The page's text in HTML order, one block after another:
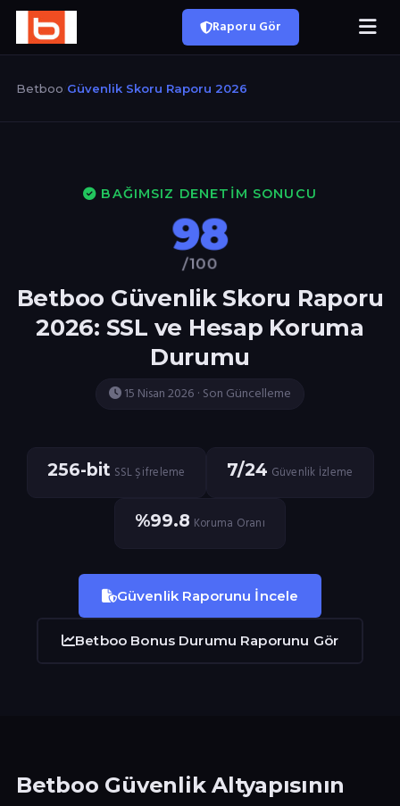
Raporu Gör
Betboo Güvenlik Skoru Raporu 2026
BAĞIMSIZ DENETIM SONUCU
98
/100
Betboo Güvenlik Skoru Raporu
2026: SSL ve Hesap Koruma
Durumu
15 Nisan 2026 · Son Güncelleme
256-bit SSL Şifreleme 7/24 Güvenlik İzleme
%99.8 Koruma Oranı
Güvenlik Raporunu İncele
Betboo Bonus Durumu Raporunu Gör
Betboo Güvenlik Altyapısının